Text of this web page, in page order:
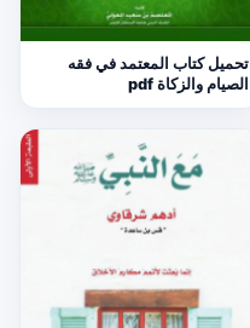
تحميل كتاب المعتمد في فقه
الصيام والزكاة pdf